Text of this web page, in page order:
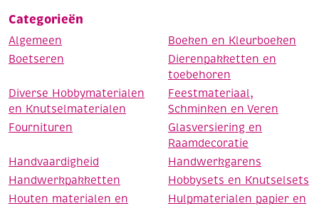
Categorieën
Algemeen
Boeken en Kleurboeken
Boetseren
Dierenpakketten en
toebehoren
Diverse Hobbymaterialen
en Knutselmaterialen
Feestmateriaal,
Schminken en Veren
Fournituren
Glasversiering en
Raamdecoratie
Handvaardigheid
Handwerkgarens
Handwerkpakketten
Hobbysets en Knutselsets
Houten materialen en
Hulpmaterialen papier en